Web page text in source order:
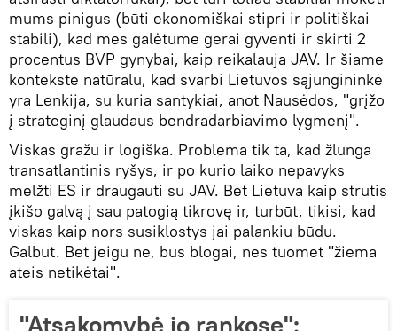
mums pinigus (būti ekonomiškai stipri ir politiškai
stabili), kad mes galėtume gerai gyventi ir skirti 2
procentus BVP gynybai, kaip reikalauja JAV. Ir šiame
kontekste natūralu, kad svarbi Lietuvos sąjungininkė
yra Lenkija, su kuria santykiai, anot Nausėdos, "grįžo
į strateginį glaudaus bendradarbiavimo lygmenį".
Viskas gražu ir logiška. Problema tik ta, kad žlunga
transatlantinis ryšys, ir po kurio laiko nepavyks
melžti ES ir draugauti su JAV. Bet Lietuva kaip strutis
įkišo galvą į sau patogią tikrovę ir, turbūt, tikisi, kad
viskas kaip nors susiklostys jai palankiu būdu.
Galbūt. Bet jeigu ne, bus blogai, nes tuomet "žiema
ateis netikėtai".